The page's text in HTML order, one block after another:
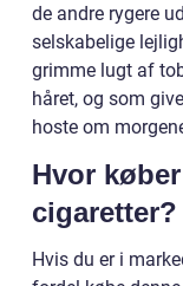
de andre rygere
selskabelige
grimme lugt af
håret, og som
hoste om
Hvor
cigaretter?
Hvis du er i